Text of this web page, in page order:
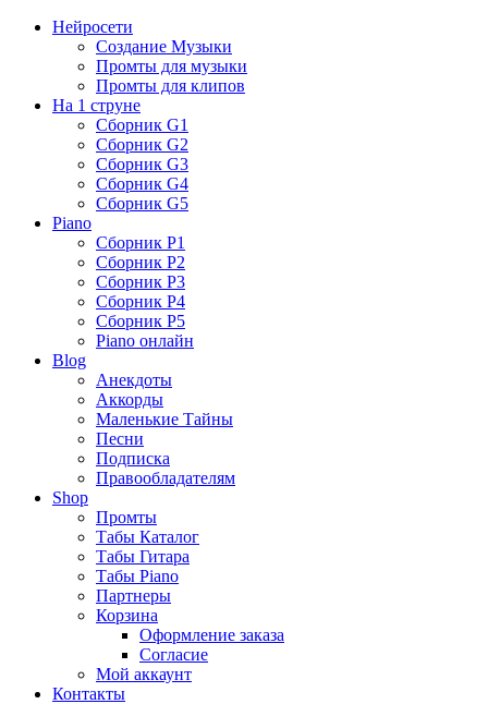
Нейросети
Создание Музыки
Промты для музыки
Промты для клипов
На 1 струне
Сборник G1
Сборник G2
Сборник G3
Сборник G4
Сборник G5
Piano
Сборник P1
Сборник P2
Сборник P3
Сборник P4
Сборник P5
Piano онлайн
Blog
Анекдоты
Аккорды
Маленькие Тайны
Песни
Подписка
Правообладателям
Shop
Промты
Табы Каталог
Табы Гитара
Табы Piano
Партнеры
Корзина
Оформление заказа
Согласие
Мой аккаунт
Контакты